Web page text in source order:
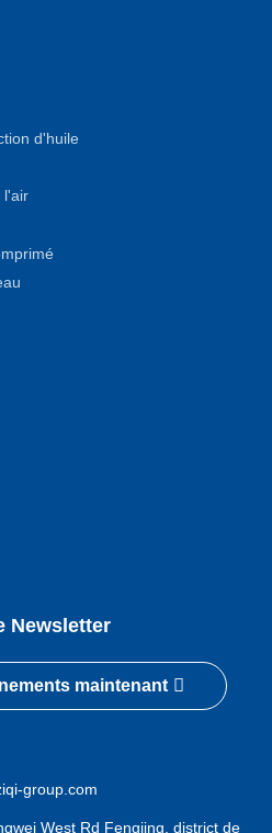
d'huile
l'air
Newsletter
maintenant
group.com
West Rd Fengjing, district de